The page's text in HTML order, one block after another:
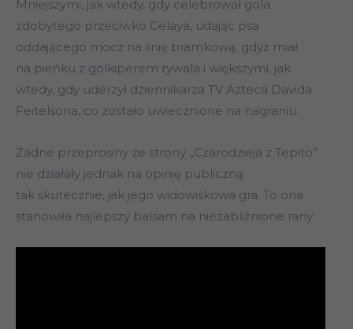
Mniejszymi, jak wtedy, gdy celebrował gola
zdobytego przeciwko Celaya, udając psa
oddającego mocz na linię bramkową, gdyż miał
na pieńku z golkiperem rywala i większymi, jak
wtedy, gdy uderzył dziennikarza TV Azteca Davida
Feitelsona, co zostało uwiecznione na nagraniu.
Żadne przeprosiny ze strony „Czarodzieja z Tepito”
nie działały jednak na opinię publiczną
tak skutecznie, jak jego widowiskowa gra. To ona
stanowiła najlepszy balsam na niezabliźnione rany.